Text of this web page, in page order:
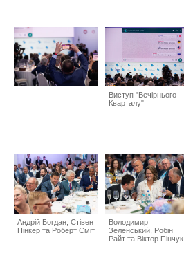
Виступ "Вечірнього
Кварталу"
Андрій Богдан, Стівен
Пінкер та Роберт Сміт
Володимир
Зеленський, Робін
Райт та Віктор Пінчук